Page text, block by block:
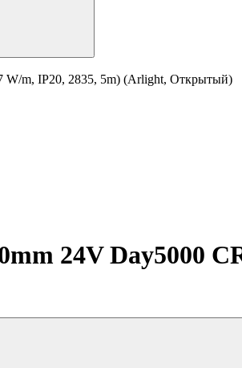
W/m, IP20, 2835, 5m) (Arlight, Открытый)
24V Day5000